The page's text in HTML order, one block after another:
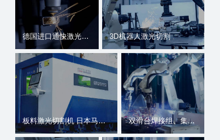
德国进口通快激光切割机 3D机器人激光切割
板料激光切割机 日本马扎克 国内知名品牌大族激光设备 双滑台焊接组、集群式焊接组、双工位焊接组等全自动焊接方式